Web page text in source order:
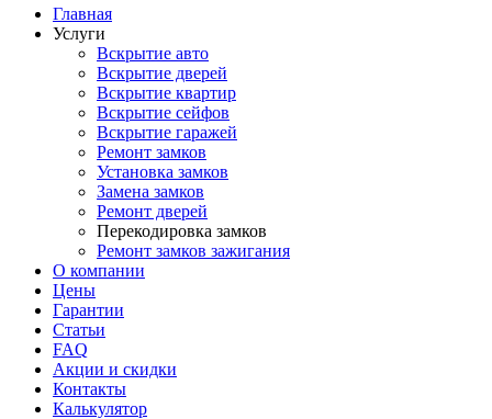
Главная
Услуги
Вскрытие авто
Вскрытие дверей
Вскрытие квартир
Вскрытие сейфов
Вскрытие гаражей
Ремонт замков
Установка замков
Замена замков
Ремонт дверей
Перекодировка замков
Ремонт замков зажигания
О компании
Цены
Гарантии
Статьи
FAQ
Акции и скидки
Контакты
Калькулятор